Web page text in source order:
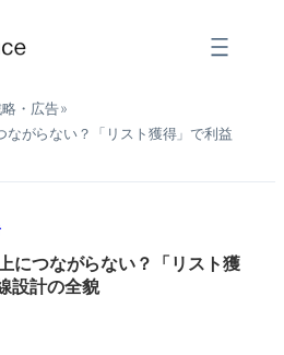
・広告»
ながらない？「リスト獲得」で利益
につながらない？「リスト獲
設計の全貌